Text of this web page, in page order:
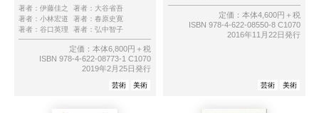
著者： 伊藤佳之 著者： 大谷省吾
著者： 小林宏道 著者： 春原史寛
著者： 谷口英理 著者： 弘中智子
定価：本体6,800円＋税
ISBN 978-4-622-08773-1 C1070
2019年2月25日発行
芸術 美術
定価：本体4,600円＋税
ISBN 978-4-622-08550-8 C1070
2016年11月22日発行
芸術 美術